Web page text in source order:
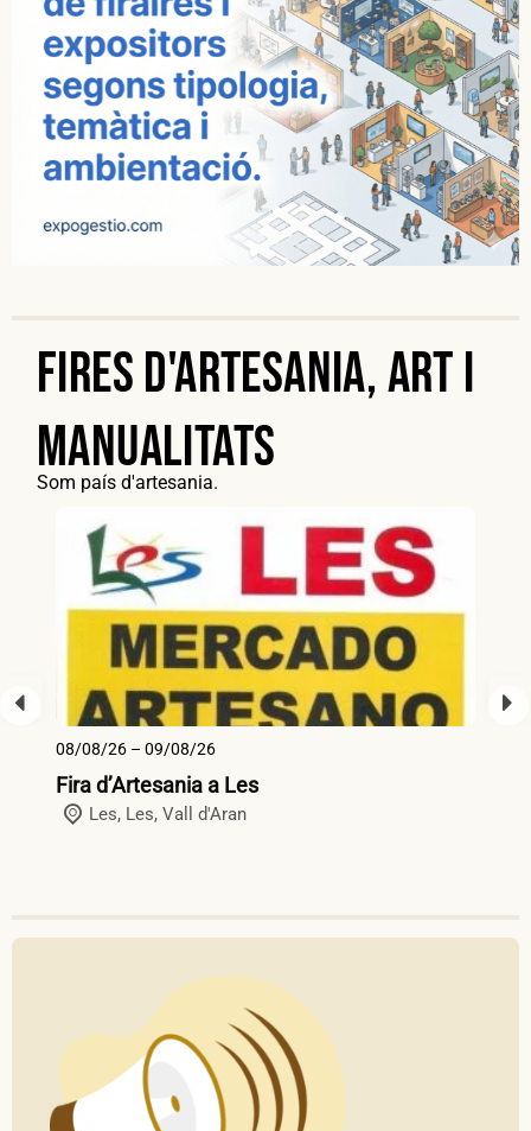
Fires d'artesania, art i
manualitats
Som país d'artesania.
08/08/26 – 09/08/26
Fira d’Artesania a Les
Les, Les, Vall d'Aran